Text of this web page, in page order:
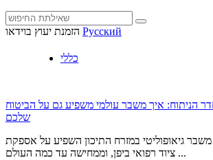
הזמנת יעוץ בוידאו Русский
כללי
הניתוח: איך משבר עולמי משפיע גם על הביטוח
שלכם
גיאופוליטי במזרח התיכון השפיע על אספקת
ציוד רפואי ביפן, וממחישה עד כמה העולם ...